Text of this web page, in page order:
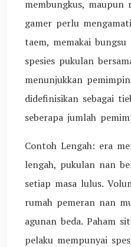
membungkus, maupun
gamer perlu
taem, memakai
spesies pukulan
menunjukkan
didefinisikan sebagai
seberapa jumlah
Contoh Lengah: era
lengah, pukulan nan
setiap masa lulus.
rumah pemeran nan
agunan beda. Paham
pelaku mempunyai